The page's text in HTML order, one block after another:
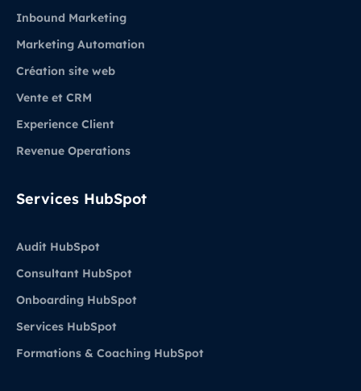
Inbound Marketing
Marketing Automation
Création site web
Vente et CRM
Experience Client
Revenue Operations
Services HubSpot
Audit HubSpot
Consultant HubSpot
Onboarding HubSpot
Services HubSpot
Formations & Coaching HubSpot